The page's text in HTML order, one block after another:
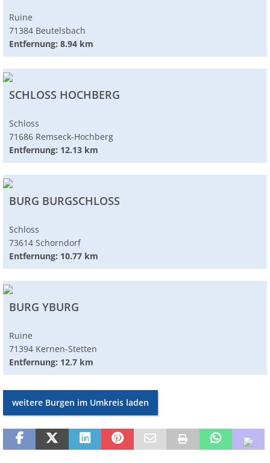
Ruine
71384 Beutelsbach
Entfernung: 8.94 km
SCHLOSS HOCHBERG
Schloss
71686 Remseck-Hochberg
Entfernung: 12.13 km
BURG BURGSCHLOSS
Schloss
73614 Schorndorf
Entfernung: 10.77 km
BURG YBURG
Ruine
71394 Kernen-Stetten
Entfernung: 12.7 km
weitere Burgen im Umkreis laden